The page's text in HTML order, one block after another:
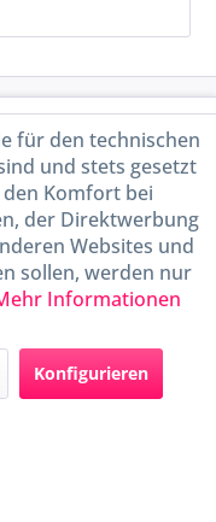
für den technischen
und stets gesetzt
Komfort bei
der Direktwerbung
Websites und
sollen, werden nur
Informationen
Konfigurieren